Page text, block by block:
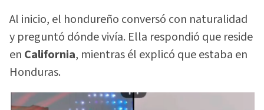
Al inicio, el hondureño conversó con naturalidad
y preguntó dónde vivía. Ella respondió que reside
en California, mientras él explicó que estaba en
Honduras.